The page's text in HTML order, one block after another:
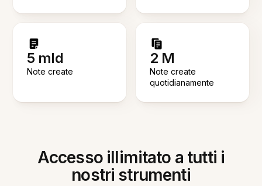
5 mld
Note create
2 M
Note create
quotidianamente
Accesso illimitato a tutti i
nostri strumenti